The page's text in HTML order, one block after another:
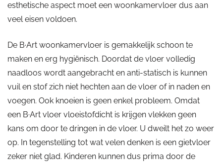
esthetische aspect moet een woonkamervloer dus aan
veel eisen voldoen.
De B·Art woonkamervloer is gemakkelijk schoon te
maken en erg hygiënisch. Doordat de vloer volledig
naadloos wordt aangebracht en anti-statisch is kunnen
vuil en stof zich niet hechten aan de vloer of in naden en
voegen. Ook knoeien is geen enkel probleem. Omdat
een B·Art vloer vloeistofdicht is krijgen vlekken geen
kans om door te dringen in de vloer. U dweilt het zo weer
op. In tegenstelling tot wat velen denken is een gietvloer
zeker niet glad. Kinderen kunnen dus prima door de